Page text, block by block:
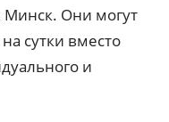
Минск. Они могут
сутки вместо
и